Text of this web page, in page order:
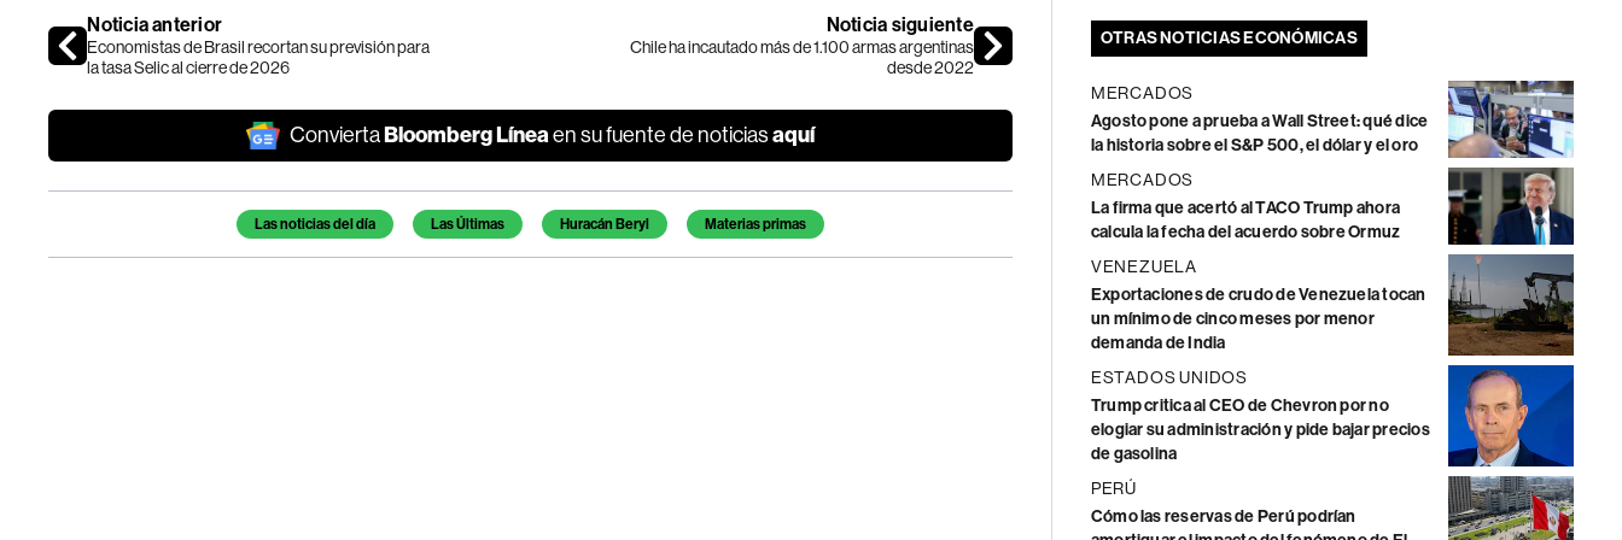
Noticia anterior
Economistas de Brasil recortan su previsión para
la tasa Selic al cierre de 2026
Noticia siguiente
Chile ha incautado más de 1.100 armas argentinas
desde 2022
ConviertaBloomberg Líneaen su fuente de noticiasaquí
Temas de este artículoLas noticias del día Las Últimas Huracán Beryl Materias primas
OTRAS NOTICIAS ECONÓMICAS
MERCADOS
Agosto pone a prueba a Wall Street: qué dice
la historia sobre el S&P 500, el dólar y el oro
MERCADOS
La firma que acertó al TACO Trump ahora
calcula la fecha del acuerdo sobre Ormuz
VENEZUELA
Exportaciones de crudo de Venezuela tocan
un mínimo de cinco meses por menor
demanda de India
ESTADOS UNIDOS
Trump critica al CEO de Chevron por no
elogiar su administración y pide bajar precios
de gasolina
PERÚ
Cómo las reservas de Perú podrían